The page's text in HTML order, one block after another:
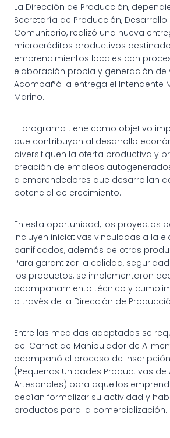
La Dirección de Producción,
Secretaría de Producción,
Comunitario, realizó una nueva
microcréditos productivos
emprendimientos locales con
elaboración propia y generación de
Acompañó la entrega el Intendente
Marino.
El programa tiene como objetivo
que contribuyan al desarrollo
diversifiquen la oferta productiva y
creación de empleos
a emprendedores que desarrollan
potencial de crecimiento.
En esta oportunidad, los proyectos
incluyen iniciativas vinculadas a la
panificados, además de otras
Para garantizar la calidad,
los productos, se implementaron
acompañamiento técnico y
a través de la Dirección de
Entre las medidas adoptadas se
del Carnet de Manipulador de
acompañó el proceso de inscripción
(Pequeñas Unidades Productivas de
Artesanales) para aquellos
debían formalizar su actividad y
productos para la comercialización.